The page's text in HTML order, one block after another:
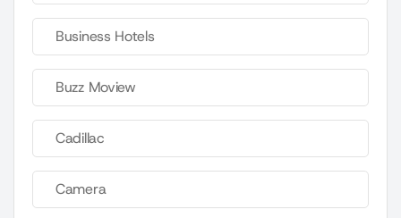
Business Hotels
Buzz Moview
Cadillac
Camera